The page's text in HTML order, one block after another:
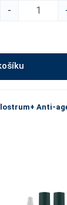
-
Anti-